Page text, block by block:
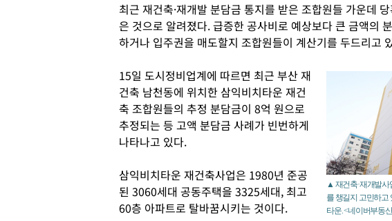
최근 재건축·재개발 분담금 통지를 받은 조합원들 가운데
은 것으로 알려졌다. 급증한 공사비로 예상보다 큰 금액의
하거나 입주권을 매도할지 조합원들이 계산기를 두드리고
▲ 재건축·재개발사
를 챙길지 고민하고
타운. <네이버부동
15일 도시정비업계에 따르면 최근 부산 재
건축 남천동에 위치한 삼익비치타운 재건
축 조합원들의 추정 분담금이 8억 원으로
추정되는 등 고액 분담금 사례가 빈번하게
나타나고 있다.
삼익비치타운 재건축사업은 1980년 준공
된 3060세대 공동주택을 3325세대, 최고
60층 아파트로 탈바꿈시키는 것이다.